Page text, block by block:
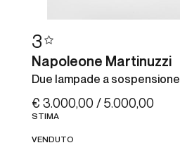
3
Napoleone Martinuzzi
Due lampade a sospensione
€ 3.000,00 / 5.000,00
STIMA
VENDUTO